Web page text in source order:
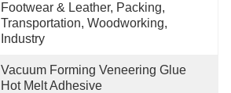
Footwear & Leather, Packing,
Transportation, Woodworking,
Industry
Vacuum Forming Veneering Glue
Hot Melt Adhesive